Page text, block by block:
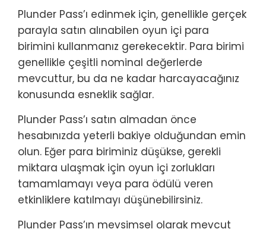
Plunder Pass’ı edinmek için, genellikle gerçek
parayla satın alınabilen oyun içi para
birimini kullanmanız gerekecektir. Para birimi
genellikle çeşitli nominal değerlerde
mevcuttur, bu da ne kadar harcayacağınız
konusunda esneklik sağlar.
Plunder Pass’ı satın almadan önce
hesabınızda yeterli bakiye olduğundan emin
olun. Eğer para biriminiz düşükse, gerekli
miktara ulaşmak için oyun içi zorlukları
tamamlamayı veya para ödülü veren
etkinliklere katılmayı düşünebilirsiniz.
Plunder Pass’ın mevsimsel olarak mevcut